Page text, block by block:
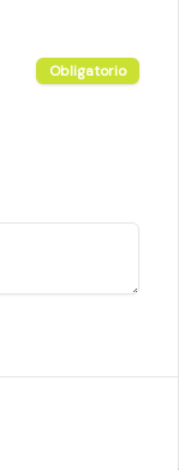
Obligatorio